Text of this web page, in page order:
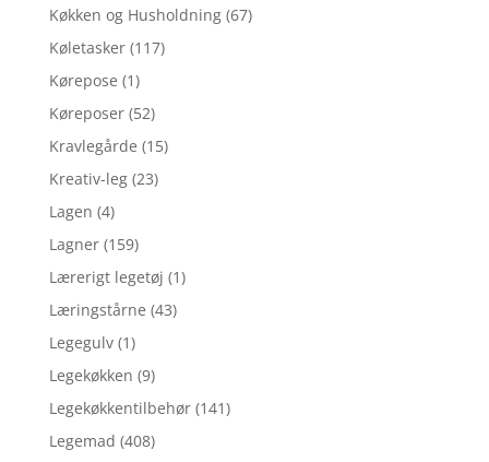
Køkken og Husholdning (67)
Køletasker (117)
Kørepose (1)
Køreposer (52)
Kravlegårde (15)
Kreativ-leg (23)
Lagen (4)
Lagner (159)
Lærerigt legetøj (1)
Læringstårne (43)
Legegulv (1)
Legekøkken (9)
Legekøkkentilbehør (141)
Legemad (408)